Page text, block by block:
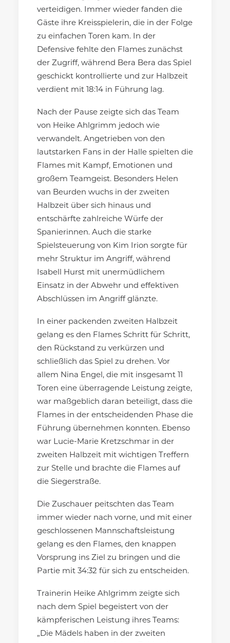
verteidigen. Immer wieder fanden die
Gäste ihre Kreisspielerin, die in der Folge
zu einfachen Toren kam. In der
Defensive fehlte den Flames zunächst
der Zugriff, während Bera Bera das Spiel
geschickt kontrollierte und zur Halbzeit
verdient mit 18:14 in Führung lag.
Nach der Pause zeigte sich das Team
von Heike Ahlgrimm jedoch wie
verwandelt. Angetrieben von den
lautstarken Fans in der Halle spielten die
Flames mit Kampf, Emotionen und
großem Teamgeist. Besonders Helen
van Beurden wuchs in der zweiten
Halbzeit über sich hinaus und
entschärfte zahlreiche Würfe der
Spanierinnen. Auch die starke
Spielsteuerung von Kim Irion sorgte für
mehr Struktur im Angriff, während
Isabell Hurst mit unermüdlichem
Einsatz in der Abwehr und effektiven
Abschlüssen im Angriff glänzte.
In einer packenden zweiten Halbzeit
gelang es den Flames Schritt für Schritt,
den Rückstand zu verkürzen und
schließlich das Spiel zu drehen. Vor
allem Nina Engel, die mit insgesamt 11
Toren eine überragende Leistung zeigte,
war maßgeblich daran beteiligt, dass die
Flames in der entscheidenden Phase die
Führung übernehmen konnten. Ebenso
war Lucie-Marie Kretzschmar in der
zweiten Halbzeit mit wichtigen Treffern
zur Stelle und brachte die Flames auf
die Siegerstraße.
Die Zuschauer peitschten das Team
immer wieder nach vorne, und mit einer
geschlossenen Mannschaftsleistung
gelang es den Flames, den knappen
Vorsprung ins Ziel zu bringen und die
Partie mit 34:32 für sich zu entscheiden.
Trainerin Heike Ahlgrimm zeigte sich
nach dem Spiel begeistert von der
kämpferischen Leistung ihres Teams:
„Die Mädels haben in der zweiten